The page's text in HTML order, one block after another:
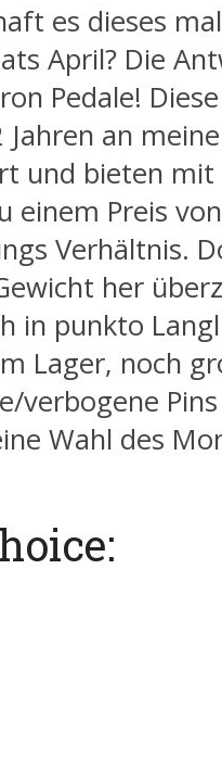
es dieses
April? Die
Pedale!
an
und bieten mit
einem Preis
Verhältnis.
her
in punkto
Lager, noch
verbogene
Wahl des